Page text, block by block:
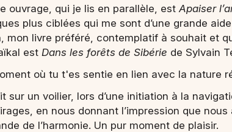
ouvrage, qui je lis en parallèle, est Apaiser
plus ciblées qui me sont d’une grande
mon livre préféré, contemplatif à souhait et
est Dans les forêts de Sibérie de Sylvain
où tu t'es sentie en lien avec la nature
sur un voilier, lors d’une initiation à la
en nous donnant l’impression que
de l’harmonie. Un pur moment de plaisir.